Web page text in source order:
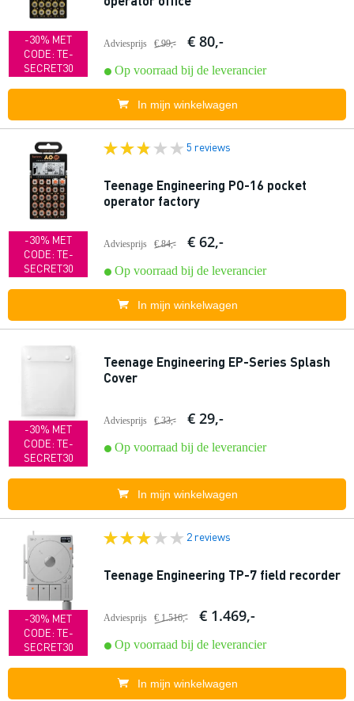
-30% MET
CODE: TE-
SECRET30
Adviesprijs € 99,- € 80,-
Op voorraad bij de leverancier
In mijn winkelwagen
-30% MET
CODE: TE-
SECRET30
5 reviews
Teenage Engineering PO-16 pocket
operator factory
Adviesprijs € 84,- € 62,-
Op voorraad bij de leverancier
In mijn winkelwagen
-30% MET
CODE: TE-
SECRET30
Teenage Engineering EP-Series Splash
Cover
Adviesprijs € 33,- € 29,-
Op voorraad bij de leverancier
In mijn winkelwagen
-30% MET
CODE: TE-
SECRET30
2 reviews
Teenage Engineering TP-7 field recorder
Adviesprijs € 1.516,- € 1.469,-
Op voorraad bij de leverancier
In mijn winkelwagen